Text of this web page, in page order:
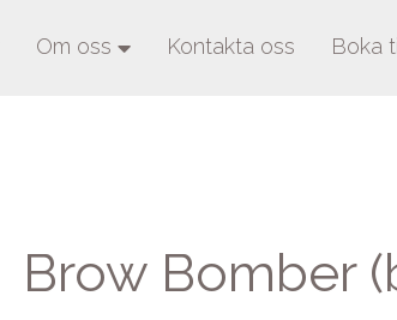
Om oss Kontakta oss Boka
Brow Bomber